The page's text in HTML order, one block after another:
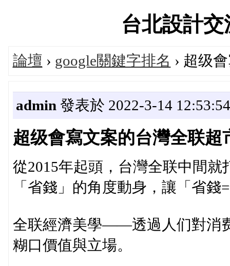
台北設計
論壇 › google關鍵字排名 › 超级
admin 發表於 2022-3-14 12:53:54
超级會寫文案的台灣全联超
從2015年起頭，台灣全联中間
「省錢」的角度動身，讓「省
全联經濟美學——透過人们對消
糊口價值與立場。